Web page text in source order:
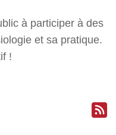
à participer à des
et sa pratique.
!